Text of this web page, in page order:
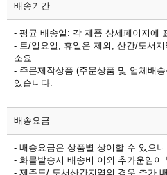
배송기간
- 평균 배송일: 각 제품 상세페이지에
- 토/일요일, 휴일은 제외, 산간/도서
소요
- 주문제작상품 (주문상품 및 업체배
있습니다.
배송요금
- 배송요금은 상품별 상이할 수 있으
- 화물발송시 배송비 이외 추가운임이
- 제주도/ 도서산간지역의 경우 추가